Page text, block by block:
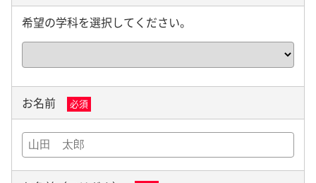
希望の学科を選択してください。
お名前 必須